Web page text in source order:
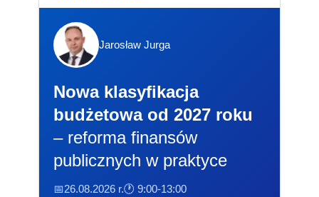
Jarosław Jurga
Nowa klasyfikacja
budżetowa od 2027 roku
– reforma finansów
publicznych w praktyce
📅26.08.2026 r.🕐 9:00-13:00